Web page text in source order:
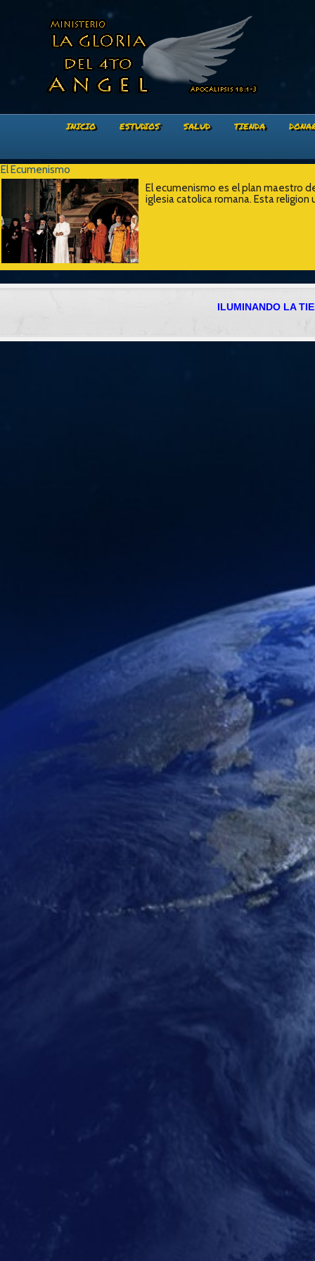
TIENDA
SALUD
ESTUDIOS
INICIO
El Ecumenismo
El ecumenismo es el plan maestro
iglesia catolica romana. Esta
ILUMINANDO LA